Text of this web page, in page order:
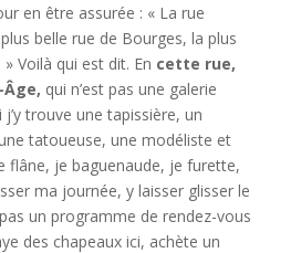
en être assurée : « La rue
belle rue de Bourges, la plus
Voilà qui est dit. En cette rue,
qui n’est pas une galerie
trouve une tapissière, un
tatoueuse, une modéliste et
flâne, je baguenaude, je furette,
ma journée, y laisser glisser le
un programme de rendez-vous
des chapeaux ici, achète un